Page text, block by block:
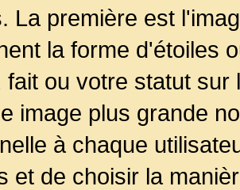
La première est
la forme d'étoiles
ou votre statut
image plus grande
à chaque
et de choisir la